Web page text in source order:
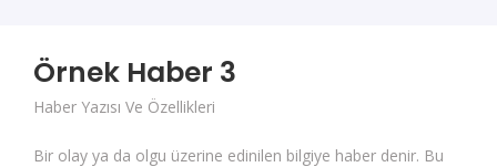
Örnek Haber 3
Haber Yazısı Ve Özellikleri
Bir olay ya da olgu üzerine edinilen bilgiye haber denir. Bu